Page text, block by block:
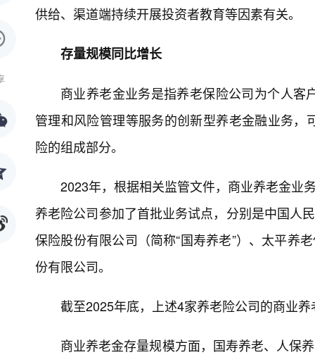
供给、渠道端持续开展投资者教育等因素有关。
存量规模同比增长
商业养老金业务是指养老保险公司为个人
管理和风险管理等服务的创新型养老金融业务
险的组成部分。
2023年，根据相关监管文件，商业养老金业
养老险公司参加了首批业务试点，分别是中国人
保险股份有限公司（简称“国寿养老”）、太平养
份有限公司。
截至2025年底，上述4家养老险公司的商业
商业养老金存量规模方面，国寿养老、人保